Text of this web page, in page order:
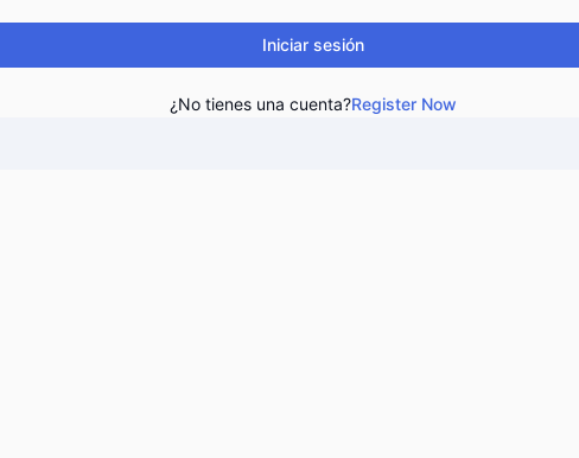
Iniciar sesión
¿No tienes una cuenta?Register Now